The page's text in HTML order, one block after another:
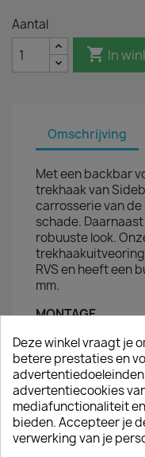
Aantal
 In
Omschrijving
Met een backbar
trekhaak van
carrosserie van
schade.
robuuste look.
RVS en heeft een
mm.
MONTAGE
montageset van
de bestaande
Je hoeft dus niets
levert sidebar.nl
Deze winkel vraagt je
betere prestaties en
advertentiecookies
mediafunctionaliteit
bieden. Accepteer je
verwerking van je